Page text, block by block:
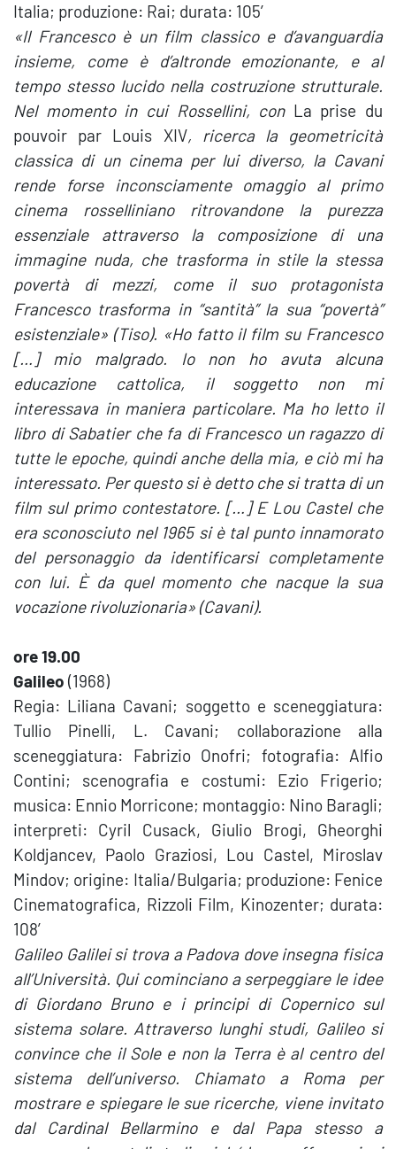
Italia; produzione: Rai; durata: 105′
«Il Francesco è un film classico e d’avanguardia
insieme, come è d’altronde emozionante, e al
tempo stesso lucido nella costruzione strutturale.
Nel momento in cui Rossellini, conLa prise du
pouvoir par Louis XIV, ricerca la geometricità
classica di un cinema per lui diverso, la Cavani
rende forse inconsciamente omaggio al primo
cinema rosselliniano ritrovandone la purezza
essenziale attraverso la composizione di una
immagine nuda, che trasforma in stile la stessa
povertà di mezzi, come il suo protagonista
Francesco trasforma in “santità” la sua “povertà”
esistenziale» (Tiso). «Ho fatto il film su Francesco
[…] mio malgrado. Io non ho avuta alcuna
educazione cattolica, il soggetto non mi
interessava in maniera particolare. Ma ho letto il
libro di Sabatier che fa di Francesco un ragazzo di
tutte le epoche, quindi anche della mia, e ciò mi ha
interessato. Per questo si è detto che si tratta di un
film sul primo contestatore. […] E Lou Castel che
era sconosciuto nel 1965 si è tal punto innamorato
del personaggio da identificarsi completamente
con lui. È da quel momento che nacque la sua
vocazione rivoluzionaria» (Cavani).
ore 19.00
Galileo (1968)
Regia: Liliana Cavani; soggetto e sceneggiatura:
Tullio Pinelli, L. Cavani; collaborazione alla
sceneggiatura: Fabrizio Onofri; fotografia: Alfio
Contini; scenografia e costumi: Ezio Frigerio;
musica: Ennio Morricone; montaggio: Nino Baragli;
interpreti: Cyril Cusack, Giulio Brogi, Gheorghi
Koldjancev, Paolo Graziosi, Lou Castel, Miroslav
Mindov; origine: Italia/Bulgaria; produzione: Fenice
Cinematografica, Rizzoli Film, Kinozenter; durata:
108′
Galileo Galilei si trova a Padova dove insegna fisica
all’Università. Qui cominciano a serpeggiare le idee
di Giordano Bruno e i principi di Copernico sul
sistema solare. Attraverso lunghi studi, Galileo si
convince che il Sole e non la Terra è al centro del
sistema dell’universo. Chiamato a Roma per
mostrare e spiegare le sue ricerche, viene invitato
dal Cardinal Bellarmino e dal Papa stesso a